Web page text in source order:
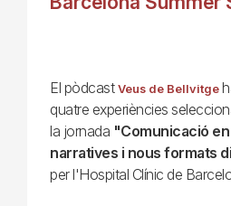
El pòdcast Veus de Bellvitge
quatre experiències
la jornada "Comunicació
narratives i nous formats
per l'Hospital Clínic de